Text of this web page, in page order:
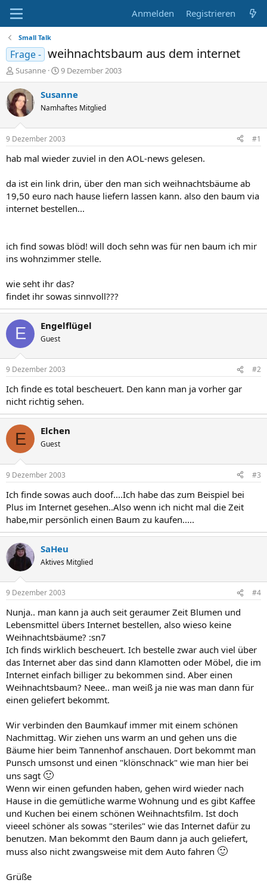
Anmelden Registrieren
Small Talk
Frage - weihnachtsbaum aus dem internet
E
r
s
t
e
l
e
r
Susanne
E
r
s
e
l
t
a
9 Dezember 2003
Susanne
Namhaftes Mitglied
9 Dezember 2003 #1
hab mal wieder zuviel in den AOL-news gelesen.
da ist ein link drin, über den man sich weihnachtsbäume ab
19,50 euro nach hause liefern lassen kann. also den baum via
internet bestellen...
ich find sowas blöd! will doch sehn was für nen baum ich mir
ins wohnzimmer stelle.
wie seht ihr das?
findet ihr sowas sinnvoll???
E Engelflügel
Guest
9 Dezember 2003 #2
Ich finde es total bescheuert. Den kann man ja vorher gar
nicht richtig sehen.
E Elchen
Guest
9 Dezember 2003 #3
Ich finde sowas auch doof....Ich habe das zum Beispiel bei
Plus im Internet gesehen..Also wenn ich nicht mal die Zeit
habe,mir persönlich einen Baum zu kaufen.....
SaHeu
Aktives Mitglied
9 Dezember 2003 #4
Nunja.. man kann ja auch seit geraumer Zeit Blumen und
Lebensmittel übers Internet bestellen, also wieso keine
Weihnachtsbäume? :sn7
Ich finds wirklich bescheuert. Ich bestelle zwar auch viel über
das Internet aber das sind dann Klamotten oder Möbel, die im
Internet einfach billiger zu bekommen sind. Aber einen
Weihnachtsbaum? Neee.. man weiß ja nie was man dann für
einen geliefert bekommt.
Wir verbinden den Baumkauf immer mit einem schönen
Nachmittag. Wir ziehen uns warm an und gehen uns die
Bäume hier beim Tannenhof anschauen. Dort bekommt man
Punsch umsonst und einen "klönschnack" wie man hier bei
uns sagt 🙂
Wenn wir einen gefunden haben, gehen wird wieder nach
Hause in die gemütliche warme Wohnung und es gibt Kaffee
und Kuchen bei einem schönen Weihnachtsfilm. Ist doch
vieeel schöner als sowas "steriles" wie das Internet dafür zu
benutzen. Man bekommt den Baum dann ja auch geliefert,
muss also nicht zwangsweise mit dem Auto fahren 🙂
Grüße